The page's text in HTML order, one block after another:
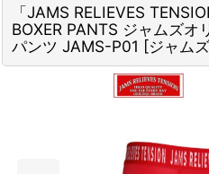
「JAMS RELIEVES
BOXER PANTS ジャムズオ
パンツ JAMS-P01 [ジャム